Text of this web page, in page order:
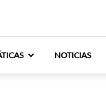
NOTICIAS